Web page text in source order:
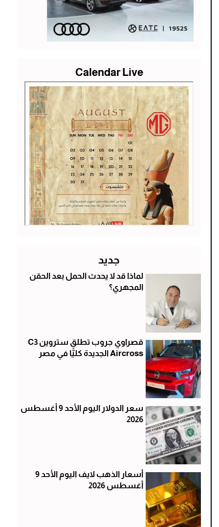
Calendar Live
جديد
لماذا قد لا يحدث الحمل بعد الحقن
المجهري؟
قصراوي جروب تطلق ستروين C3
Aircross الجديدة كليًّا في مصر
سعر الدولار اليوم الأحد 9 أغسطس
2026
أسعار الذهب لايف اليوم الأحد 9
أغسطس 2026